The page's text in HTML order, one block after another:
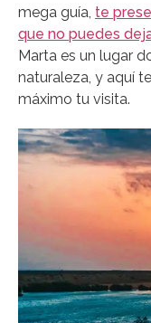
mega guía, te
que no puedes
Marta es un lugar
naturaleza, y aquí
máximo tu visita.